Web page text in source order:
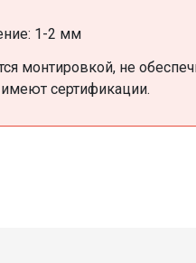
1-2 мм
монтировкой, не
сертификации.